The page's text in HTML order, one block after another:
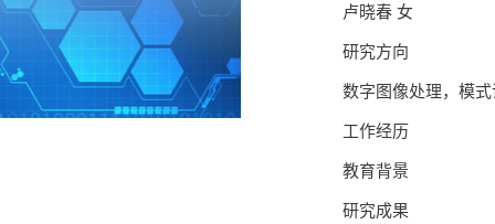
卢晓春 女
研究方向
数字图像处理，模
工作经历
教育背景
研究成果